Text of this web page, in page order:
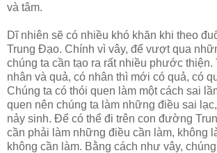
và tâm.
Dĩ nhiên sẽ có nhiều khó khăn khi theo
Trung Đạo. Chính vì vây, để vượt qua
chúng ta cần tạo ra rất nhiều phước thiện.
nhân và quả, có nhân thì mới có quả, có
Chúng ta có thói quen làm một cách sai
quen nên chúng ta làm những điều sai
nảy sinh. Để có thể đi trên con đường
cần phải làm những điều cần làm, không
không cần làm. Bằng cách như vây,